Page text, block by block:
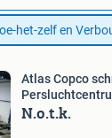
het-zelf en
Atlas Copco
N.o.t.k.